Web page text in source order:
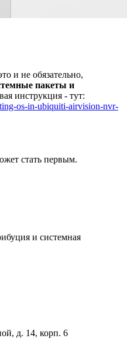
и не обязательно,
пакеты и
инструкция - тут:
os-in-ubiquiti-airvision-nvr-
стать первым.
и системная
д. 14, корп. 6